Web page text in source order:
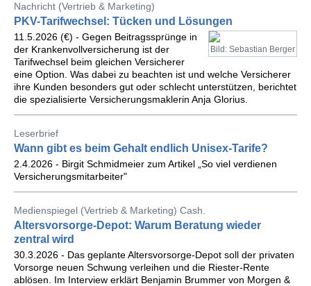
Nachricht (Vertrieb & Marketing)
PKV-Tarifwechsel: Tücken und Lösungen
Bild: Sebastian Berger
11.5.2026 (€) - Gegen Beitragssprünge in
der Krankenvollversicherung ist der
Tarifwechsel beim gleichen Versicherer
eine Option. Was dabei zu beachten ist und welche Versicherer
ihre Kunden besonders gut oder schlecht unterstützen, berichtet
die spezialisierte Versicherungsmaklerin Anja Glorius.
Leserbrief
Wann gibt es beim Gehalt endlich Unisex-Tarife?
2.4.2026 - Birgit Schmidmeier zum Artikel „So viel verdienen
Versicherungsmitarbeiter"
Medienspiegel (Vertrieb & Marketing) Cash.
Altersvorsorge-Depot: Warum Beratung wieder
zentral wird
30.3.2026 - Das geplante Altersvorsorge-Depot soll der privaten
Vorsorge neuen Schwung verleihen und die Riester-Rente
ablösen. Im Interview erklärt Benjamin Brummer von Morgen &